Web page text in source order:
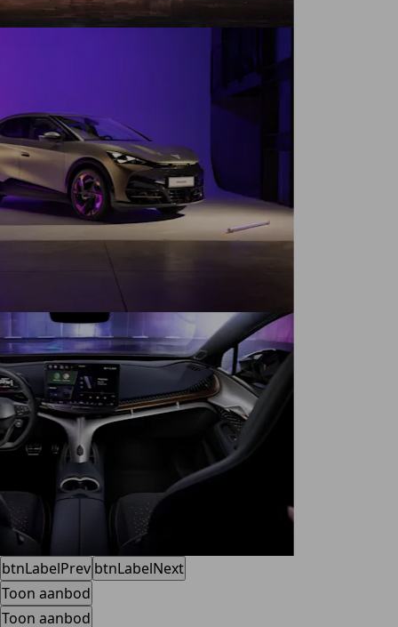
btnLabelPrev btnLabelNext
Toon aanbod
Toon aanbod